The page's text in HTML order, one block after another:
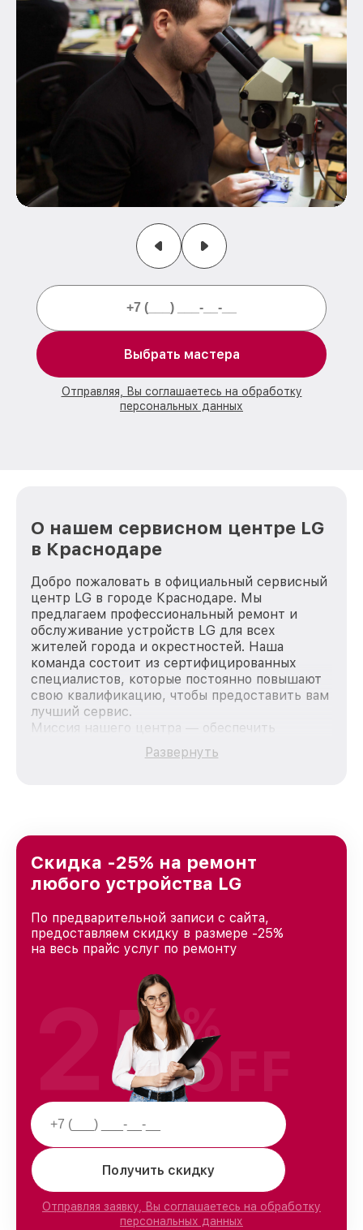
Выбрать мастера
Отправляя, Вы соглашаетесь на обработку
персональных данных
О нашем сервисном центре LG
в Краснодаре
Добро пожаловать в официальный сервисный
центр LG в городе Краснодаре. Мы
предлагаем профессиональный ремонт и
обслуживание устройств LG для всех
жителей города и окрестностей. Наша
команда состоит из сертифицированных
специалистов, которые постоянно повышают
свою квалификацию, чтобы предоставить вам
лучший сервис.
Миссия нашего центра — обеспечить
качественный и доступный ремонт для
каждого пользователя продукции LG, вне
Краснодаре, постоянно повышая уровень
доверия и лояльности наших клиентов.
Развернуть
Скидка -25% на ремонт
любого устройства LG
По предварительной записи с сайта,
предоставляем скидку в размере -25%
на весь прайс услуг по ремонту
Получить скидку
Отправляя заявку, Вы соглашаетесь на обработку
персональных данных
25%
OFF